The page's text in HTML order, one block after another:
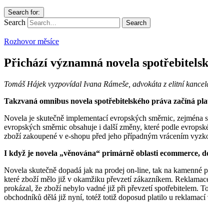
Search for:
Search
Rozhovor měsíce
Přichází významná novela
Tomáš Hájek vyzpovídal Ivana Rámeše, advokáta z elitní
Takzvaná omnibus novela spotřebitelského práva začíná
Novela je skutečně implementací evropských směrnic,
evropských směrnic obsahuje i další změny, které podle
zboží zakoupené v e-shopu před jeho případným vrácením
I když je novela „věnována“ primárně oblasti ecommerce,
Novela skutečně dopadá jak na prodej on-line, tak na
které zboží mělo již v okamžiku převzetí zákazníkem.
prokázal, že zboží nebylo vadné již při převzetí spotřebitelem.
obchodníků dělá již nyní, totéž totiž doposud platilo u